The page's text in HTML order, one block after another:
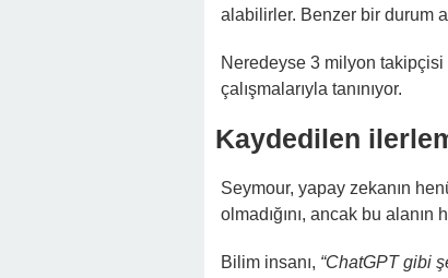
alabilirler. Benzer bir durum
Neredeyse 3 milyon
çalışmalarıyla tanınıyor.
Kaydedilen
Seymour, yapay zekanın
olmadığını, ancak bu
Bilim insanı, “ChatGPT gibi